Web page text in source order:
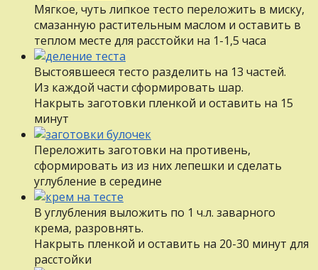
Мягкое, чуть липкое тесто переложить в миску,
смазанную растительным маслом и оставить в
теплом месте для расстойки на 1-1,5 часа
Выстоявшееся тесто разделить на 13 частей.
Из каждой части сформировать шар.
Накрыть заготовки пленкой и оставить на 15
минут
Переложить заготовки на противень,
сформировать из из них лепешки и сделать
углубление в середине
В углубления выложить по 1 ч.л. заварного
крема, разровнять.
Накрыть пленкой и оставить на 20-30 минут для
расстойки